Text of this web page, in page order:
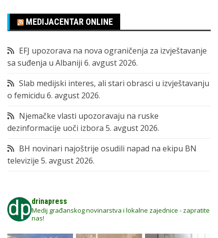
MEDIJACENTAR ONLINE
EFJ upozorava na nova ograničenja za izvještavanje
sa suđenja u Albaniji 6. avgust 2026.
Slab medijski interes, ali stari obrasci u izvještavanju
o femicidu 6. avgust 2026.
Njemačke vlasti upozoravaju na ruske
dezinformacije uoči izbora 5. avgust 2026.
BH novinari najoštrije osudili napad na ekipu BN
televizije 5. avgust 2026.
drinapress
Medij građanskog novinarstva i lokalne zajednice - zapratite
nas!